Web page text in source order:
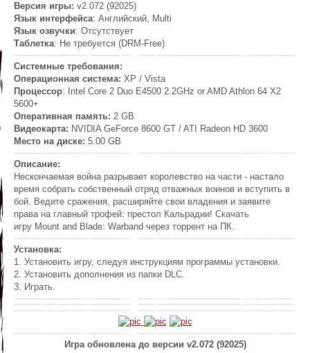
Версия игры: v2.072 (92025)
Язык интерфейса: Английский, Multi
Язык озвучки: Отсутствует
Таблетка: Не требуется (DRM-Free)
Системные требования:
Операционная система: XP / Vista
Процессор: Intel Core 2 Duo E4500 2.2GHz or AMD Athlon 64 X2
5600+
Оперативная память: 2 GB
Видеокарта: NVIDIA GeForce 8600 GT / ATI Radeon HD 3600
Место на диске: 5.00 GB
Описание:
Нескончаемая война разрывает королевство на части - настало
время собрать собственный отряд отважных воинов и вступить в
бой. Ведите сражения, расширяйте свои владения и заявите
права на главный трофей: престол Кальрадии! Скачать
игру Mount and Blade: Warband через торрент на ПК.
Установка:
1. Установить игру, следуя инструкциям программы установки.
2. Установить дополнения из папки DLC.
3. Играть.
Игра обновлена до версии v2.072 (92025)